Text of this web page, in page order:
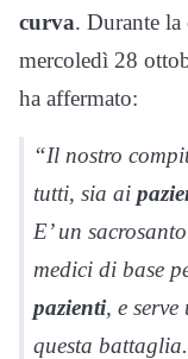
curva. Durante la
mercoledì 28
ha affermato:
“Il nostro
tutti, sia ai
E’ un
medici di base
pazienti, e
questa